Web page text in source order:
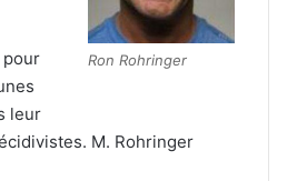
Ron Rohringer
pour
leur
M. Rohringer